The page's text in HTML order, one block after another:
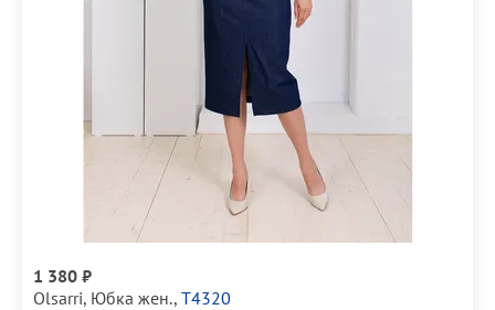
1 380 ₽
Olsarri, Юбка жен., Т4320